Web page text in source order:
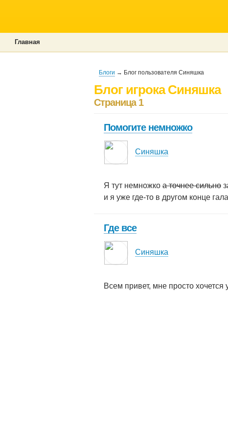
Главная
Блоги → Блог пользователя Синяшка
Блог игрока Синяшка
Страница 1
Помогите немножко
Синяшка
Я тут немножко а точнее сильно
и я уже где-то в другом конце
Где все
Синяшка
Всем привет, мне просто